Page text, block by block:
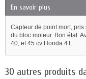
En savoir plus
Capteur de point mort,
du bloc moteur. Bon état.
40, et 45 cv Honda 4T.
30 autres produits